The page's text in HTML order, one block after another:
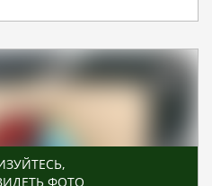
,
ФОТО